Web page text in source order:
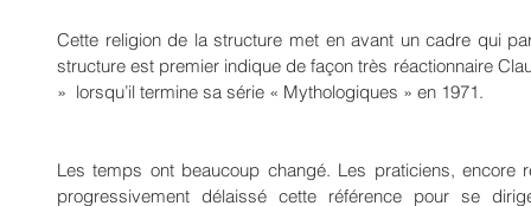
Cette religion de la structure met en avant un cadre qui
structure est premier indique de façon très réactionnaire
»  lorsqu’il termine sa série « Mythologiques » en 1971.
Les temps ont beaucoup changé. Les praticiens, encore
progressivement délaissé cette référence pour se